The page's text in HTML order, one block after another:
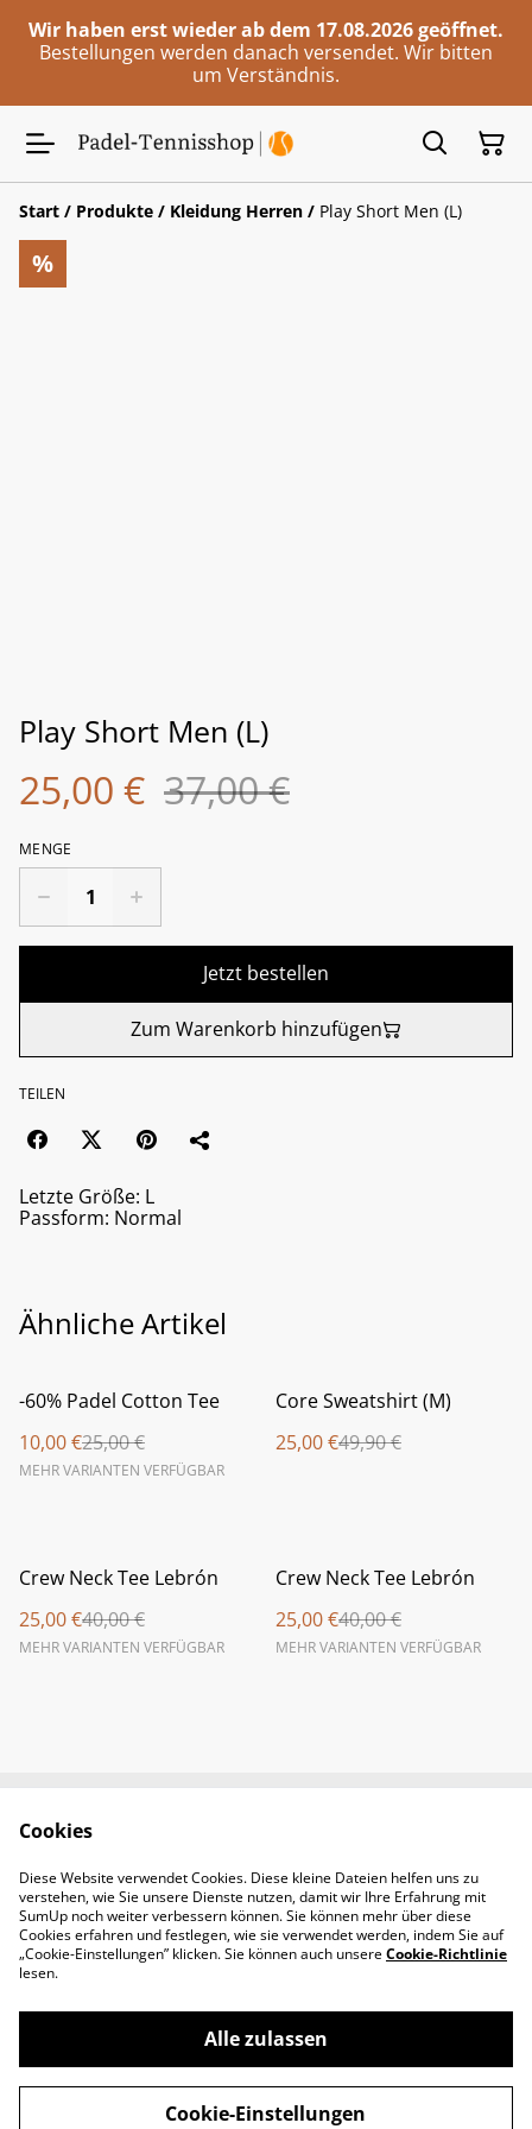
Wir haben erst wieder ab dem 17.08.2026 geöffnet.
Bestellungen werden danach versendet. Wir bitten
um Verständnis.
Start / Produkte / Kleidung Herren / Play Short Men (L)
%
Play Short Men (L)
25,00 € 37,00 €
MENGE
Jetzt bestellen
Zum Warenkorb hinzufügen
TEILEN
Letzte Größe: L
Passform: Normal
Ähnliche Artikel
%
-60% Padel Cotton Tee
10,00 €25,00 €
MEHR VARIANTEN VERFÜGBAR
%
Core Sweatshirt (M)
25,00 €49,90 €
%
Crew Neck Tee Lebrón
25,00 €40,00 €
MEHR VARIANTEN VERFÜGBAR
%
Crew Neck Tee Lebrón
25,00 €40,00 €
MEHR VARIANTEN VERFÜGBAR
Legal Terms
Privacy Policy
Cookie Policy
©2026Padel-Tennisshop
Cookies
Diese Website verwendet Cookies. Diese kleine Dateien helfen uns zu
verstehen, wie Sie unsere Dienste nutzen, damit wir Ihre Erfahrung mit
SumUp noch weiter verbessern können. Sie können mehr über diese
Cookies erfahren und festlegen, wie sie verwendet werden, indem Sie auf
„Cookie-Einstellungen” klicken. Sie können auch unsereCookie-Richtlinie
lesen.
Alle zulassen
Cookie-Einstellungen